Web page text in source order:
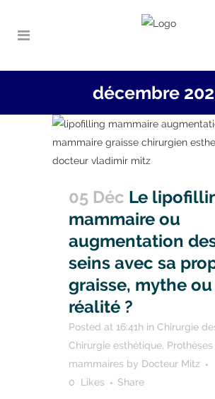
décembre
05 Déc Le
mammaire ou
augmentation
seins avec sa
graisse, mythe ou
réalité ?
Posted at 16:41h in Chirurgie
Chirurgie esthétique, Prothèses
mammaires by Docteur Mitz
0
Likes Share